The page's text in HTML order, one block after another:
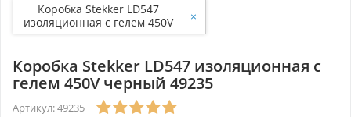
Коробка Stekker LD547
изоляционная с гелем 450V
черный 49235
×
Коробка Stekker LD547 изоляционная с
гелем 450V черный 49235
Артикул: 49235